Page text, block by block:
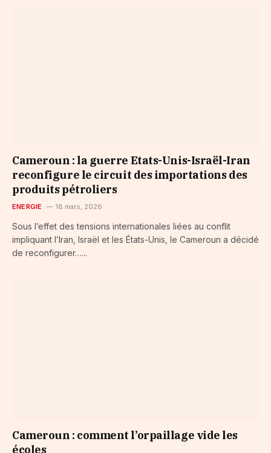
Cameroun : la guerre Etats-Unis-Israël-Iran
reconfigure le circuit des importations des
produits pétroliers
ENERGIE 18 mars, 2026
Sous l’effet des tensions internationales liées au conflit
impliquant l’Iran, Israël et les États-Unis, le Cameroun a décidé
de reconfigurer…...
Cameroun : comment l’orpaillage vide les
écoles